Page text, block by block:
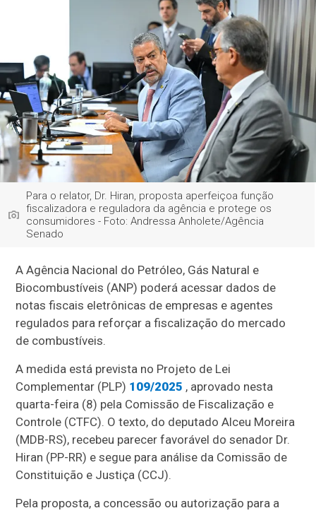
Para o relator, Dr. Hiran, proposta aperfeiçoa função
fiscalizadora e reguladora da agência e protege os
consumidores - Foto: Andressa Anholete/Agência
Senado
A Agência Nacional do Petróleo, Gás Natural e
Biocombustíveis (ANP) poderá acessar dados de
notas fiscais eletrônicas de empresas e agentes
regulados para reforçar a fiscalização do mercado
de combustíveis.
A medida está prevista no Projeto de Lei
Complementar (PLP) 109/2025 , aprovado nesta
quarta-feira (8) pela Comissão de Fiscalização e
Controle (CTFC). O texto, do deputado Alceu Moreira
(MDB-RS), recebeu parecer favorável do senador Dr.
Hiran (PP-RR) e segue para análise da Comissão de
Constituição e Justiça (CCJ).
Pela proposta, a concessão ou autorização para a